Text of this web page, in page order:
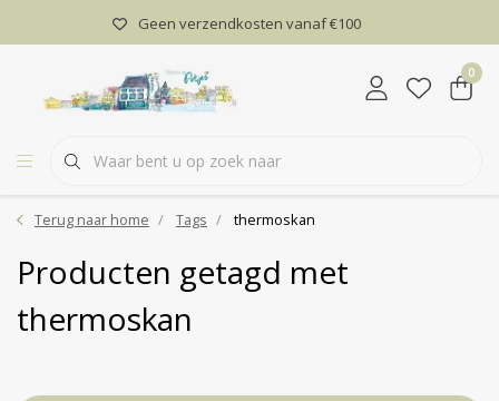
Geen verzendkosten vanaf €100
0
Terug naar home Tags thermoskan
Producten getagd met
thermoskan